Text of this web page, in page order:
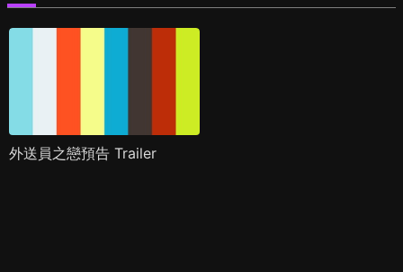
外送員之戀預告 Trailer